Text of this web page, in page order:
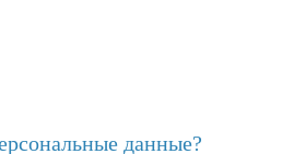
данные?